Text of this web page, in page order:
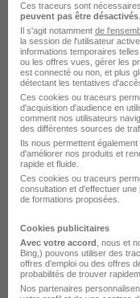
Référent
H/F
L'alsacienne de
Schiltigheim - 67
Ces traceurs sont
peuvent pas être désactivés
Il s'agit notamment de
la session de l'utilisateur
informations temporaires
ou les offres vues, gérer les
est connecté ou non, et plus
détectant les tentatives
Ces cookies ou traceurs
d'acquisition d'audience en
comment nos utilisateurs
des différentes sources de
Ils nous permettent
d'améliorer nos produits et
rapide et fluide.
Ces cookies ou traceurs
consultation et d'effectuer
de formations proposées.
Cookies publicitaires
Avec votre accord , nous et
Bing,) pouvons utiliser des
offres d’emploi ou des offres
probabilités de trouver
Nos partenaires